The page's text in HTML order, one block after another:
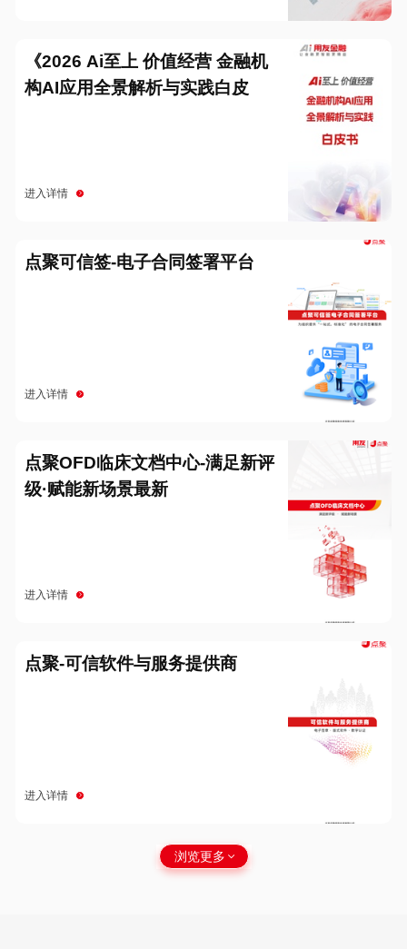
《2026 Ai至上 价值经营 金融机
构AI应用全景解析与实践白皮
进入详情
点聚可信签-电子合同签署平台
进入详情
点聚OFD临床文档中心-满足新评
级·赋能新场景最新
进入详情
点聚-可信软件与服务提供商
进入详情
浏览更多